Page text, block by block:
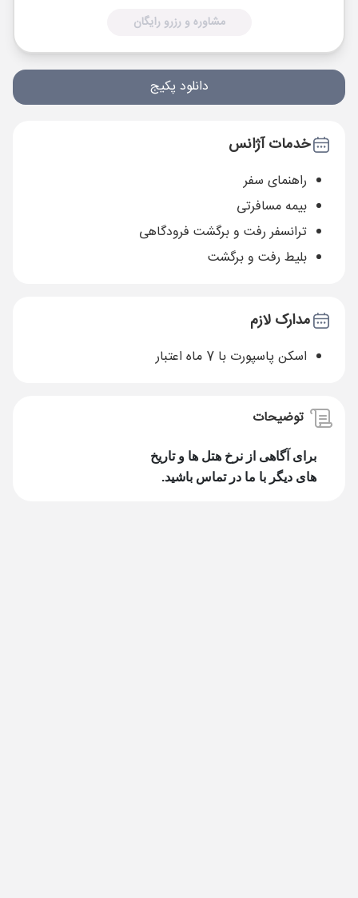
مشاوره و رزرو رایگان
دانلود پکیج
خدمات آژانس
راهنمای سفر
بیمه مسافرتی
ترانسفر رفت و برگشت فرودگاهی
بلیط رفت و برگشت
مدارک لازم
اسکن پاسپورت با 7 ماه اعتبار
توضیحات
برای آگاهی از نرخ هتل ها و تاریخ
های دیگر با ما در تماس باشید.